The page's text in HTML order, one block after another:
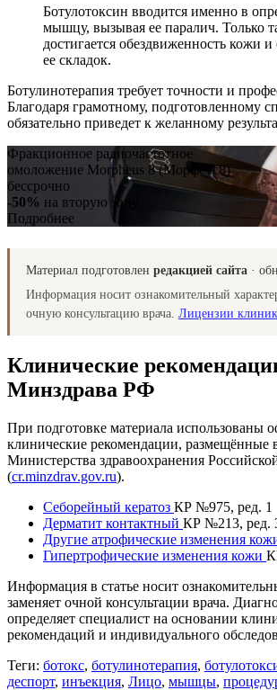
Ботулотоксин вводится именно в
мышцу, вызывая ее паралич. Только
достигается обездвиженность кожи
ее складок.
Ботулинотерапия требует точности и
Благодаря грамотному, подготовленному
обязательно приведет к желанному
Фракционное радиочастотное
омоложение Morpheus 8 (Морфеус8)
бессрочно
-50% на вторую зону
Подробнее
Материал подготовлен редакцией сайта ·
Информация носит ознакомительный
очную консультацию врача. Лицензии
Клинические
Минздрава РФ
При подготовке материала использованы
клинические рекомендации, размещённые
Министерства здравоохранения
(cr.minzdrav.gov.ru).
Себорейный кератоз КР №975, ред. 1
Дерматит контактный КР №213, ред.
Другие атрофические изменения
Гипертрофические изменения кожи
Информация в статье носит
заменяет очной консультации врача.
определяет специалист на основании
рекомендаций и индивидуального
Теги: ботокс, ботулинотерапия,
деспорт, инъекция, Лицо, мышцы,